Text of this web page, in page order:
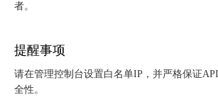
者。
提醒事项
请在管理控制台设置白名单IP，并严格保证
全性。